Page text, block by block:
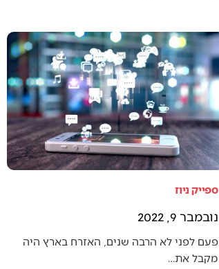
ספייק ניוז
נובמבר 9, 2022
פעם לפני לא הרבה שנים, האזרח בארץ היה
מקבל את…